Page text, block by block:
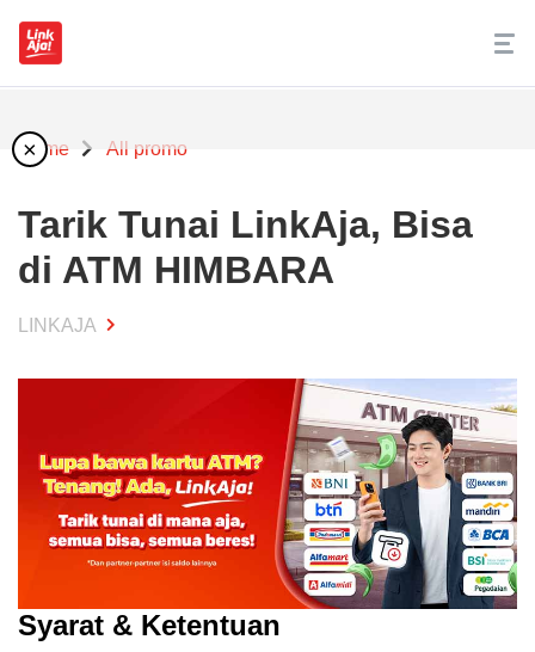
Home All promo
Tarik Tunai LinkAja, Bisa
di ATM HIMBARA
LINKAJA
Syarat & Ketentuan
×